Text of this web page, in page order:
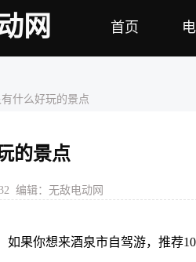
网 首页
什么好玩的景点
的景点
编辑：无敌电动网
如果你想来酒泉市自驾游，推荐